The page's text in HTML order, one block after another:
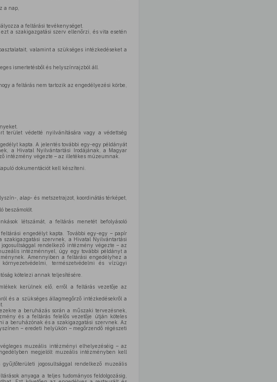
a nap,
a feltárási tevékenységet.
a szakigazgatási szerv ellenőrzi, és vita esetén
valamint a szükséges intézkedéseket a
ismertetésből és helyszínrajzból áll.
a feltárás nem tartozik az engedélyezési körbe,
terület védetté nyilvánítására vagy a védettség
kapta. A jelentés további egy-egy példányát
a Hivatal Nyilvántartási Irodájának, a Magyar
intézmény végezte – az illetékes múzeumnak.
dokumentációt kell készíteni.
, alap- és metszetrajzot, koordinátás térképet,
beszámolót.
létszámát, a feltárás menetét befolyásoló
engedélyt kapta. További egy-egy – papír
szervnek, a Hivatal Nyilvántartási
rendelkező intézmény végezte – az
intézménnyel, úgy egy további példányt a
Amennyiben a feltárási engedélyhez a
természetvédelmi és vízügyi
kötelezi annak teljesítésére.
kerülnek elő, erről a feltárás vezetője az
és a szükséges állagmegőrző intézkedésekről a
a beruházás során a műszaki tervezésnek,
és a feltárás felelős vezetője útján köteles
a beruházónak és a szakigazgatási szervnek. Az
– eredeti helyükön – megőrzendő régészeti
muzeális intézményi elhelyezéséig – az
megjelölt muzeális intézményben kell
jogosultsággal rendelkező muzeális
anyaga a teljes tudományos feldolgozásig,